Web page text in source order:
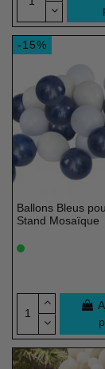
-15%
Ballons Bleus
Stand Mosaïque